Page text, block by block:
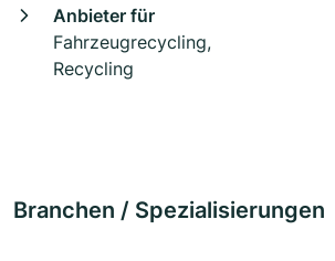
Anbieter für
Fahrzeugrecycling,
Recycling
Branchen / Spezialisierungen